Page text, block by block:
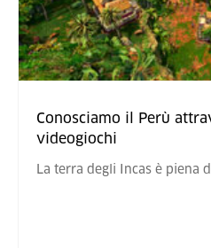
Conosciamo il Perù
videogiochi
La terra degli Incas è piena